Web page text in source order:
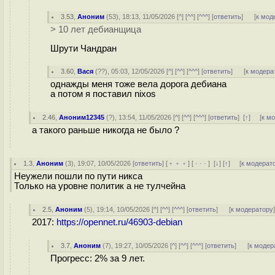
3.53 ,Аноним (53), 18:13, 11/05/2026 [^] [^^] [^^^] [ответить] [к
> 10 лет дебианщица
Шрути Чандран
3.60 ,Вася (??), 05:03, 12/05/2026 [^] [^^] [^^^] [ответить] [к
однажды меня тоже вела дорога дебиана
а потом я поставил nixos
2.46 ,Аноним12345 (?), 13:54, 11/05/2026 [^] [^^] [^^^] [ответить][↑] [к
а такого раньше никогда не было ?
1.3 ,Аноним (3), 19:07, 10/05/2026 [ответить] [ ﹢﹢﹢] [ · · ·][↓] [↑] [к
Неужели пошли по пути никса
Только на уровне политик а не тулчейна
2.5 ,Аноним (5), 19:14, 10/05/2026 [^] [^^] [^^^] [ответить] [к модератору]
2017: https://opennet.ru/46903-debian
3.7 ,Аноним (7), 19:27, 10/05/2026 [^] [^^] [^^^] [ответить] [к
Прогресс: 2% за 9 лет.